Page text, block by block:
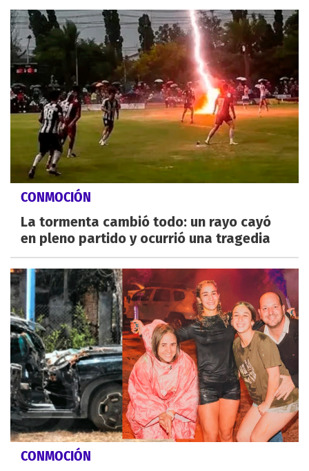
CONMOCIÓN
La tormenta cambió todo: un rayo cayó
en pleno partido y ocurrió una tragedia
CONMOCIÓN